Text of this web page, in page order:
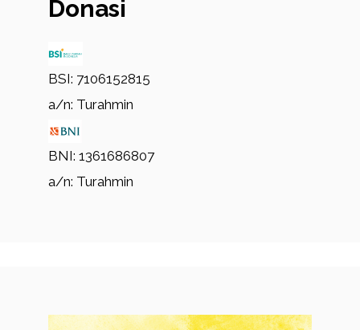
Donasi
BSI: 7106152815
a/n: Turahmin
BNI: 1361686807
a/n: Turahmin